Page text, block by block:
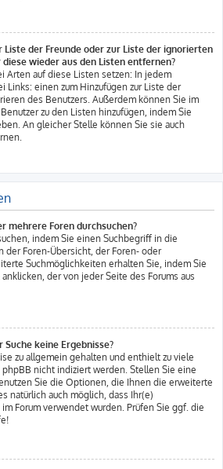
der Freunde oder zur Liste der ignorierten
wieder aus den Listen entfernen?
Arten auf diese Listen setzen: In jedem
Links: einen zum Hinzufügen zur Liste der
des Benutzers. Außerdem können Sie im
zu den Listen hinzufügen, indem Sie
An gleicher Stelle können Sie sie auch
mehrere Foren durchsuchen?
indem Sie einen Suchbegriff in die
der Foren-Übersicht, der Foren- oder
Suchmöglichkeiten erhalten Sie, indem Sie
der von jeder Seite des Forums aus
keine Ergebnisse?
zu allgemein gehalten und enthielt zu viele
nicht indiziert werden. Stellen Sie eine
Sie die Optionen, die Ihnen die erweiterte
natürlich auch möglich, dass Ihr(e)
Forum verwendet wurden. Prüfen Sie ggf. die